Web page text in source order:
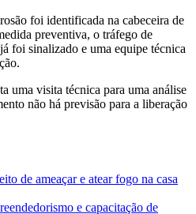
foi identificada na cabeceira de
preventiva, o tráfego de
foi sinalizado e uma equipe técnica
uma visita técnica para uma análise
não há previsão para a liberação
de ameaçar e atear fogo na casa
e capacitação de